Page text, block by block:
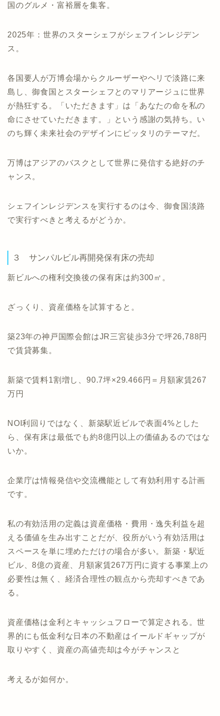
国のグルメ・富裕層を集客。
2025年：世界のスターシェフがシェフインレジデン
ス。
各国要人が万博会場からクルーザーやヘリで淡路に来
島し、御食国とスターシェフとのマリアージュに世界
が熱狂する。「いただきます」は「あなたの命を私の
命にさせていただきます。」という感謝の気持ち。い
のち輝く未来社会のデザインにピッタリのテーマだ。
万博はアジアのバスクとして世界に発信する絶好のチ
ャンス。
シェフインレジデンスを実行するのは今、御食国淡路
で実行すべきと考えるがどうか。
３ サンパルビル再開発保有床の売却
新ビルへの権利交換後の保有床は約300㎡。
ざっくり、資産価格を試算すると。
築23年の神戸国際会館はJR三宮徒歩3分で坪26,788円
で賃貸募集。
新築で賃料1割増し、90.7坪×29.466円＝月額家賃267
万円
NOI利回りではなく、新築駅近ビルで表面4%とした
ら、保有床は最低でも約8億円以上の価値あるのではな
いか。
企業庁は情報発信や交流機能として有効利用する計画
です。
私の有効活用の定義は資産価格・費用・逸失利益を超
える価値を生み出すことだが、役所がいう有効活用は
スペースを単に埋めただけの場合が多い。新築・駅近
ビル、8億の資産、月額家賃267万円に資する事業上の
必要性は無く、経済合理性の観点から売却すべきであ
る。
資産価格は金利とキャッシュフローで算定される。世
界的にも低金利な日本の不動産はイールドギャップが
取りやすく、資産の高値売却は今がチャンスと
考えるが如何か。